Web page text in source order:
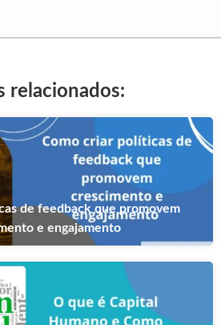
relacionados:
de feedback que promovem
e engajamento